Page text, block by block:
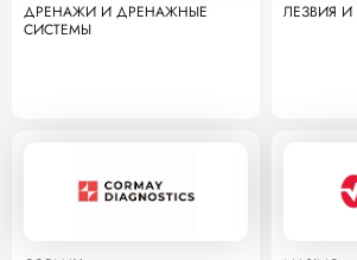
ДРЕНАЖИ И ДРЕНАЖНЫЕ
СИСТЕМЫ
ЛЕЗВИЯ